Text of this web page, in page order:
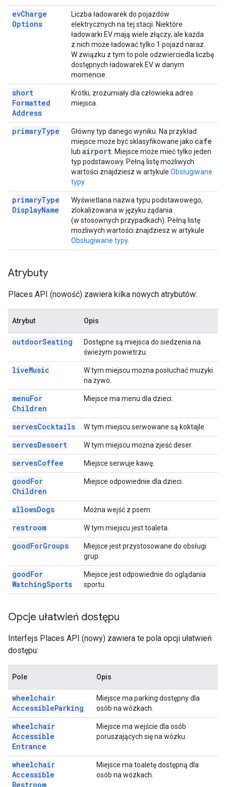
evCharge
Options
Liczba ładowarek do pojazdów
elektrycznych na tej stacji. Niektóre
ładowarki EV mają wiele złączy, ale każda
z nich może ładować tylko 1 pojazd naraz.
W związku z tym to pole odzwierciedla liczbę
dostępnych ładowarek EV w danym
momencie.
short
Formatted
Address
Krótki, zrozumiały dla człowieka adres
miejsca.
primaryType
Główny typ danego wyniku. Na przykład
miejsce może być sklasyfikowane jako cafe
lub airport . Miejsce może mieć tylko jeden
typ podstawowy. Pełną listę możliwych
wartości znajdziesz w artykule Obsługiwane
typy.
primaryType
DisplayName
Wyświetlana nazwa typu podstawowego,
zlokalizowana w języku żądania
(w stosownych przypadkach). Pełną listę
możliwych wartości znajdziesz w artykule
Obsługiwane typy.
Atrybuty
Places API (nowość) zawiera kilka nowych atrybutów:
Atrybut Opis
outdoorSeating
Dostępne są miejsca do siedzenia na
świeżym powietrzu.
liveMusic
W tym miejscu można posłuchać muzyki
na żywo.
menuFor
Children
Miejsce ma menu dla dzieci.
servesCocktails W tym miejscu serwowane są koktajle.
servesDessert W tym miejscu można zjeść deser.
servesCoffee Miejsce serwuje kawę.
goodFor
Children
Miejsce odpowiednie dla dzieci.
allowsDogs Można wejść z psem.
restroom W tym miejscu jest toaleta.
goodForGroups
Miejsce jest przystosowane do obsługi
grup.
goodFor
WatchingSports
Miejsce jest odpowiednie do oglądania
sportu.
Opcje ułatwień dostępu
Interfejs Places API (nowy) zawiera te pola opcji ułatwień
dostępu:
Pole Opis
wheelchair
AccessibleParking
Miejsce ma parking dostępny dla
osób na wózkach.
wheelchair
Accessible
Entrance
Miejsce ma wejście dla osób
poruszających się na wózku.
wheelchair
Accessible
Restroom
Miejsce ma toaletę dostępną dla
osób na wózkach.